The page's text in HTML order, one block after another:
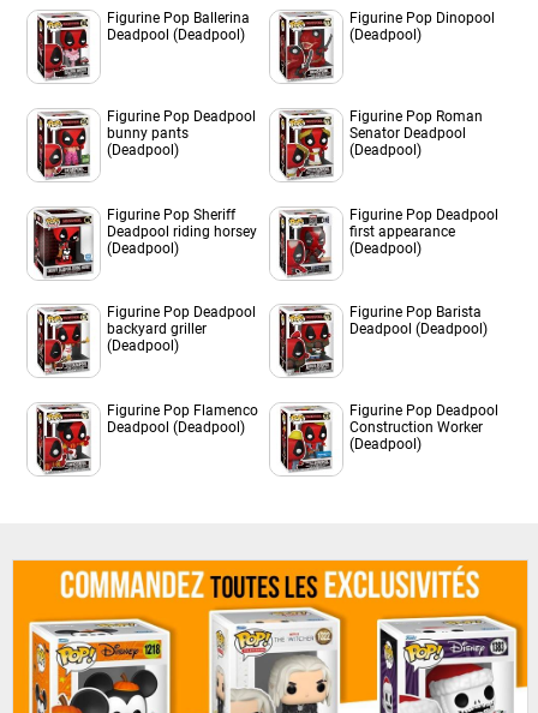
Figurine Pop Ballerina
Deadpool (Deadpool)
Figurine Pop Dinopool
(Deadpool)
Figurine Pop Deadpool
bunny pants
(Deadpool)
Figurine Pop Roman
Senator Deadpool
(Deadpool)
Figurine Pop Sheriff
Deadpool riding horsey
(Deadpool)
Figurine Pop Deadpool
first appearance
(Deadpool)
Figurine Pop Deadpool
backyard griller
(Deadpool)
Figurine Pop Barista
Deadpool (Deadpool)
Figurine Pop Flamenco
Deadpool (Deadpool)
Figurine Pop Deadpool
Construction Worker
(Deadpool)